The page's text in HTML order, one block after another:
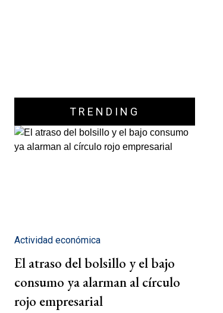
TRENDING
Actividad económica
El atraso del bolsillo y el bajo
consumo ya alarman al círculo
rojo empresarial